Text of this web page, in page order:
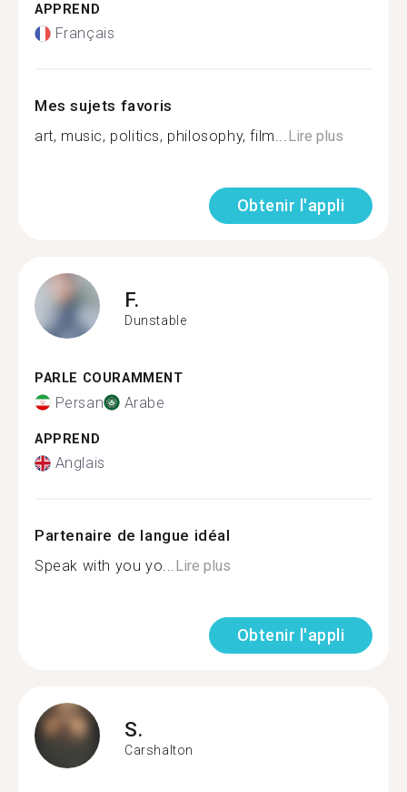
APPREND
Français
Mes sujets favoris
art, music, politics, philosophy, film...Lire plus
Obtenir l'appli
F.
Dunstable
PARLE COURAMMENT
Persan Arabe
APPREND
Anglais
Partenaire de langue idéal
Speak with you yo...Lire plus
Obtenir l'appli
S.
Carshalton